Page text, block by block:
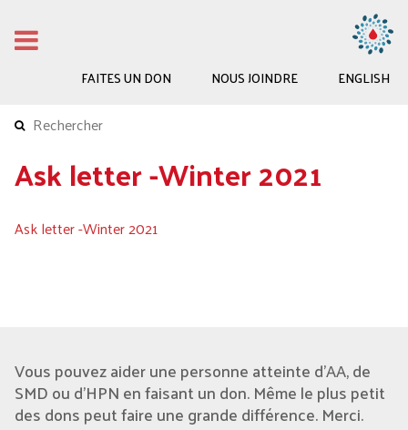
FAITES UN DON NOUS JOINDRE ENGLISH
Ask letter -Winter 2021
Ask letter -Winter 2021
Vous pouvez aider une personne atteinte d'AA, de
SMD ou d’HPN en faisant un don. Même le plus petit
des dons peut faire une grande différence. Merci.